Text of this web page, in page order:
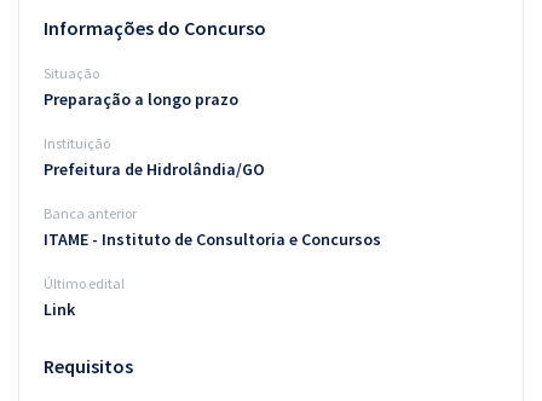
Conteúdo gratuito
Blog
Informações do Concurso
Situação
Preparação a longo prazo
Instituição
Prefeitura de Hidrolândia/GO
Banca anterior
ITAME - Instituto de Consultoria e Concursos
Último edital
Link
Requisitos